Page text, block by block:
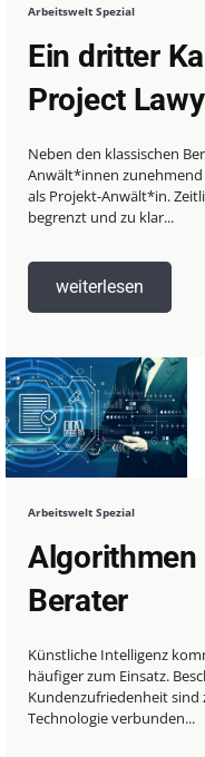
Arbeitswelt Spezial
Ein dritter
Project
Neben den klassischen
Anwält*innen
als Projekt-Anwält*in.
begrenzt und zu klar...
weiterlesen
Arbeitswelt Spezial
Berater
Künstliche Intelligenz
häufiger zum Einsatz.
Kundenzufriedenheit sind
Technologie verbunden...